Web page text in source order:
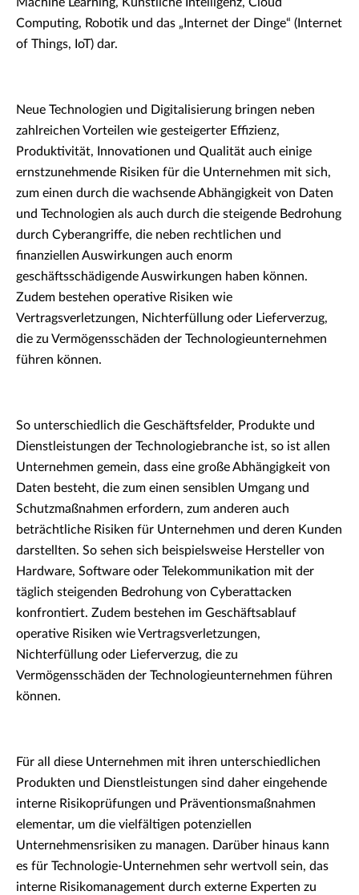
Machine Learning, Künstliche Intelligenz, Cloud
Computing, Robotik und das „Internet der Dinge“ (Internet
of Things, IoT) dar.
Neue Technologien und Digitalisierung bringen neben
zahlreichen Vorteilen wie gesteigerter Effizienz,
Produktivität, Innovationen und Qualität auch einige
ernstzunehmende Risiken für die Unternehmen mit sich,
zum einen durch die wachsende Abhängigkeit von Daten
und Technologien als auch durch die steigende Bedrohung
durch Cyberangriffe, die neben rechtlichen und
finanziellen Auswirkungen auch enorm
geschäftsschädigende Auswirkungen haben können.
Zudem bestehen operative Risiken wie
Vertragsverletzungen, Nichterfüllung oder Lieferverzug,
die zu Vermögensschäden der Technologieunternehmen
führen können.
So unterschiedlich die Geschäftsfelder, Produkte und
Dienstleistungen der Technologiebranche ist, so ist allen
Unternehmen gemein, dass eine große Abhängigkeit von
Daten besteht, die zum einen sensiblen Umgang und
Schutzmaßnahmen erfordern, zum anderen auch
beträchtliche Risiken für Unternehmen und deren Kunden
darstellten. So sehen sich beispielsweise Hersteller von
Hardware, Software oder Telekommunikation mit der
täglich steigenden Bedrohung von Cyberattacken
konfrontiert. Zudem bestehen im Geschäftsablauf
operative Risiken wie Vertragsverletzungen,
Nichterfüllung oder Lieferverzug, die zu
Vermögensschäden der Technologieunternehmen führen
können.
Für all diese Unternehmen mit ihren unterschiedlichen
Produkten und Dienstleistungen sind daher eingehende
interne Risikoprüfungen und Präventionsmaßnahmen
elementar, um die vielfältigen potenziellen
Unternehmensrisiken zu managen. Darüber hinaus kann
es für Technologie-Unternehmen sehr wertvoll sein, das
interne Risikomanagement durch externe Experten zu